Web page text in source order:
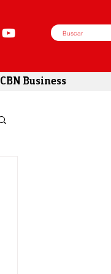
CBN Business